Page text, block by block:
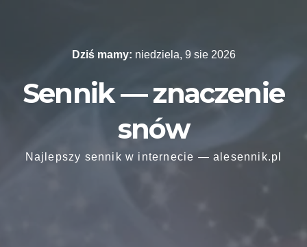
Dziś mamy: niedziela, 9 sie 2026
Sennik — znaczenie
snów
Najlepszy sennik w internecie — alesennik.pl